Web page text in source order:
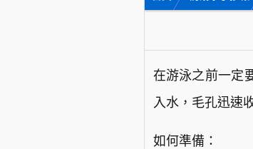
在游泳之前一定
入水，毛孔迅速
如何準備：